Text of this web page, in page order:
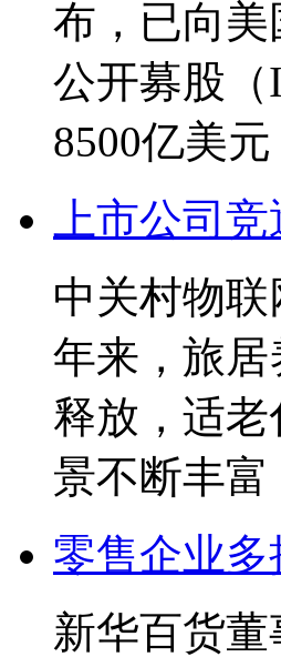
布，已向美
公开募股
8500亿美
上市公司
中关村物
年来，旅
释放，适
景不断丰
零售企业
新华百货